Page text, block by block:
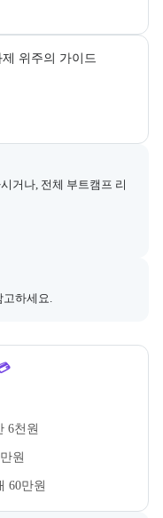
위주의 가이드
거나, 전체 부트캠프 리
고하세요.
한다. 필요 시 정부지원 과
6천원
원
60만원